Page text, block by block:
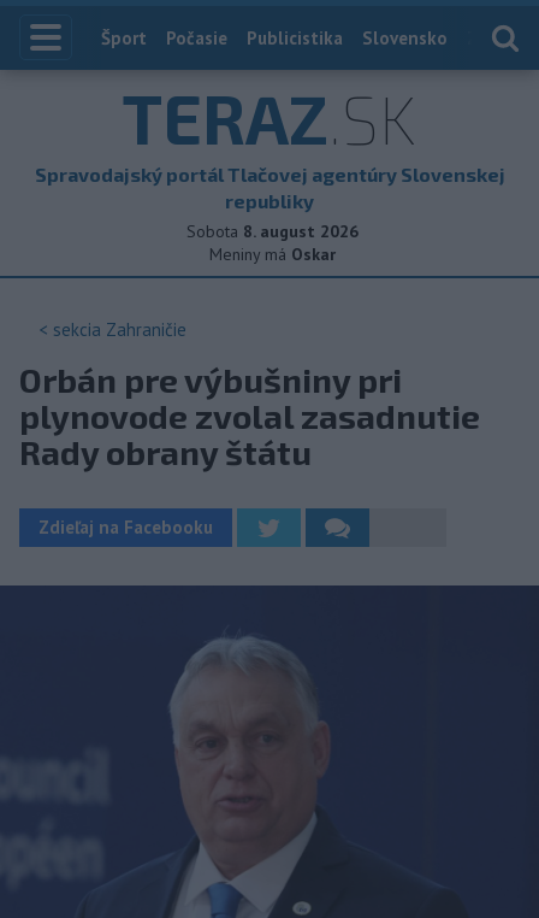
Index
Šport Počasie Publicistika Slovensko
TERAZ.SK
Spravodajský portál Tlačovej agentúry Slovenskej
republiky
Sobota 8. august 2026
Meniny má Oskar
< sekcia Zahraničie
Orbán pre výbušniny pri
plynovode zvolal zasadnutie
Rady obrany štátu
Zdieľaj na Facebooku